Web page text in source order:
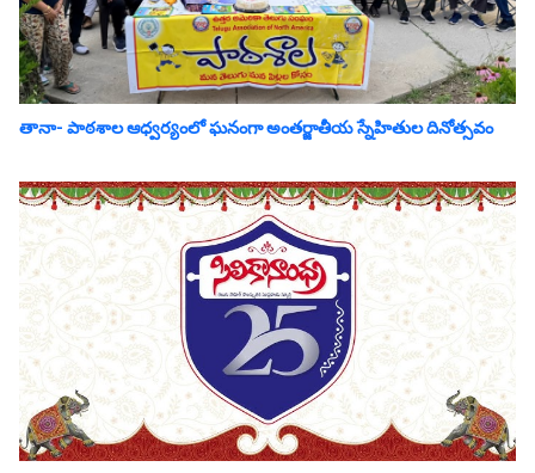
తానా- పాఠశాల ఆధ్వర్యంలో ఘనంగా అంతర్జాతీయ స్నేహితుల దినోత్సవం